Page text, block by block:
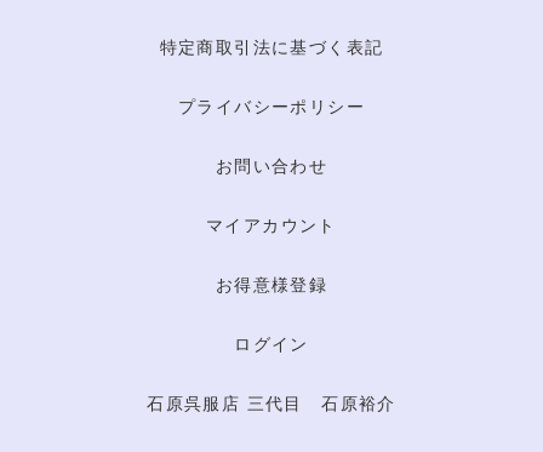
特定商取引法に基づく表記
プライバシーポリシー
お問い合わせ
マイアカウント
お得意様登録
ログイン
石原呉服店 三代目 石原裕介